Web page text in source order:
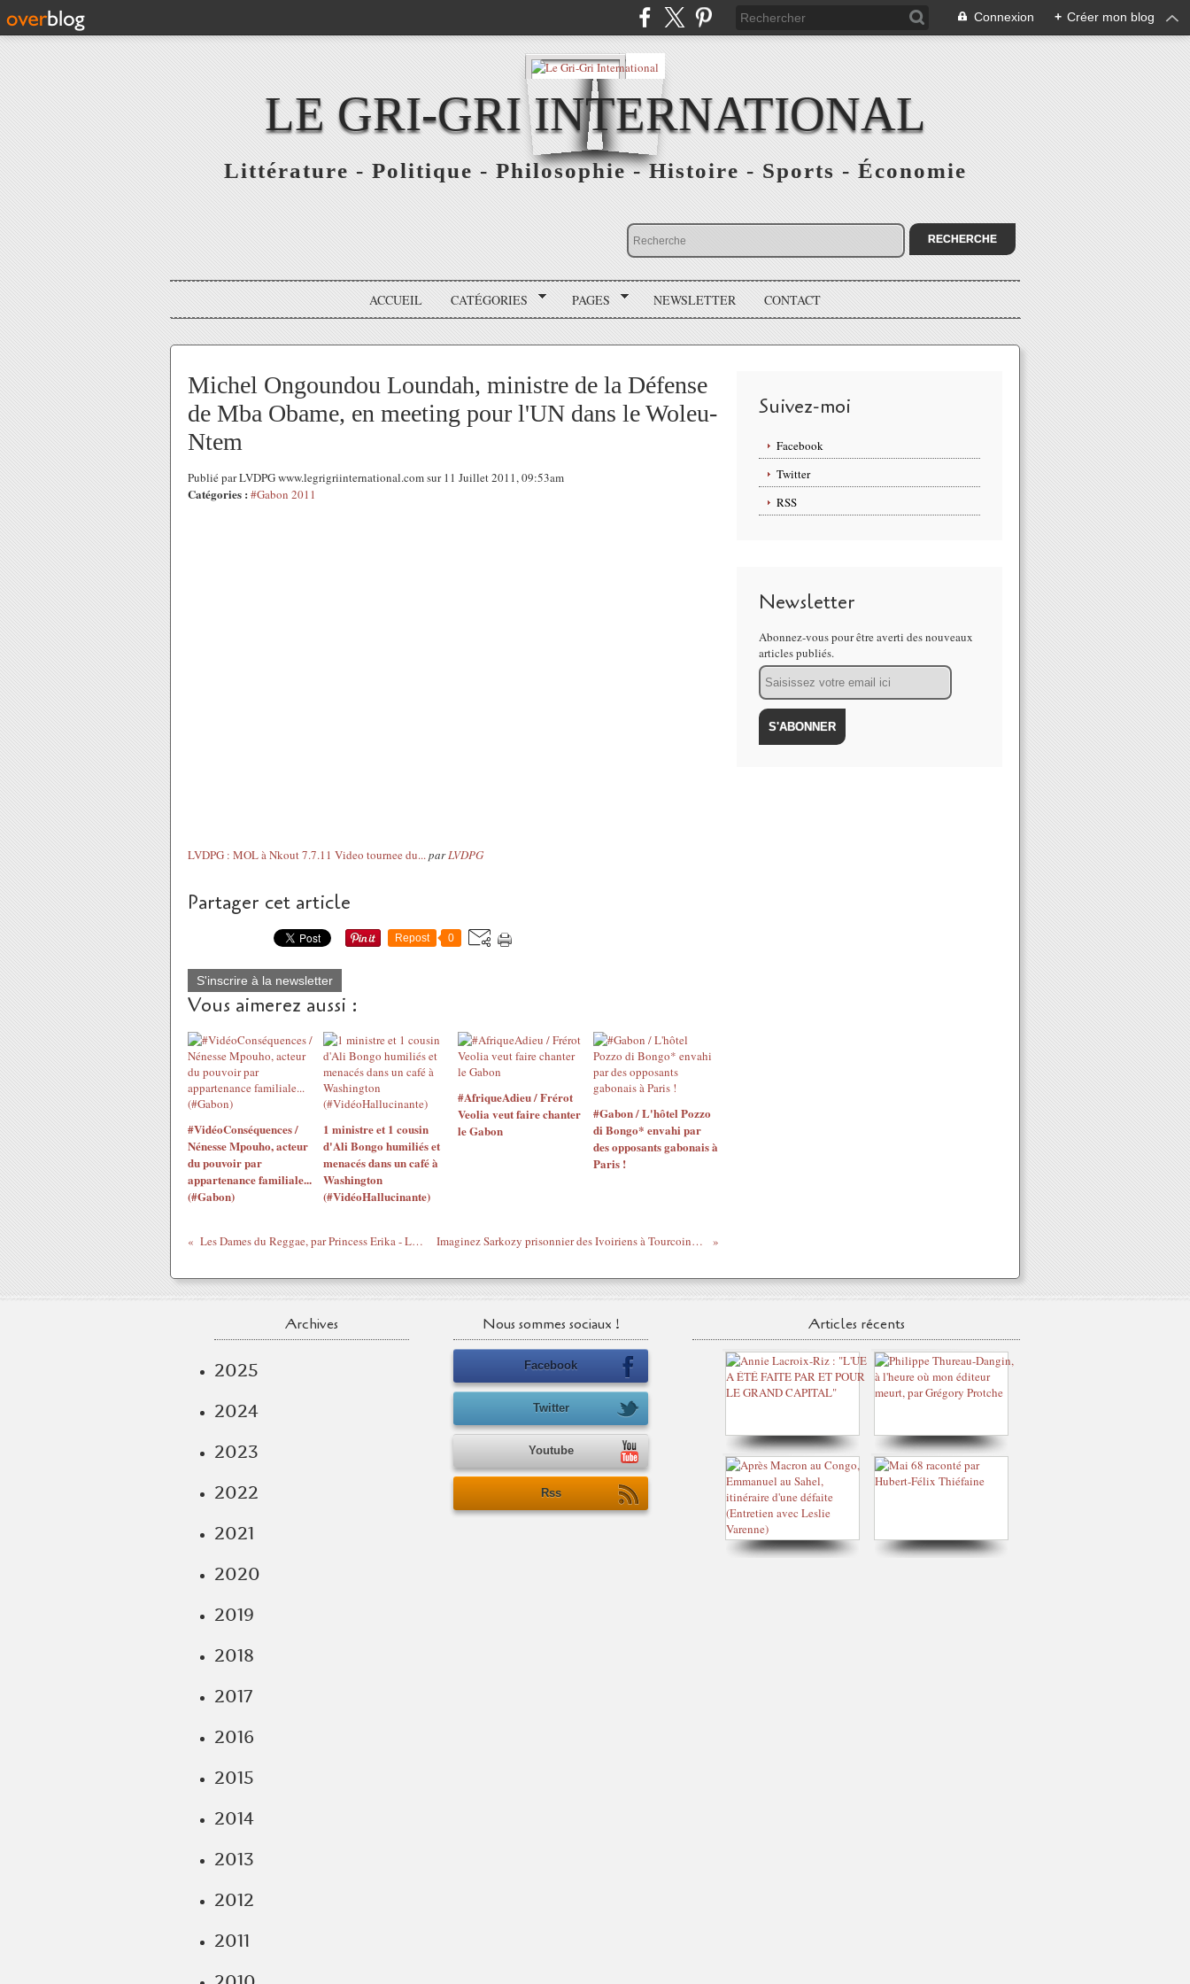
Connexion + Créer mon blog
LE GRI-GRI INTERNATIONAL
Littérature - Politique - Philosophie - Histoire - Sports - Économie
ACCUEIL CATÉGORIES PAGES NEWSLETTER CONTACT
Michel Ongoundou Loundah, ministre de la Défense
de Mba Obame, en meeting pour l'UN dans le Woleu-
Ntem
Publié par LVDPG www.legrigriinternational.com sur 11 Juillet 2011, 09:53am
Catégories : #Gabon 2011
LVDPG : MOL à Nkout 7.7.11 Video tournee du...parLVDPG
Partager cet article
Repost 0
S'inscrire à la newsletter
Vous aimerez aussi :
#VidéoConséquences /
Nénesse Mpouho, acteur
du pouvoir par
appartenance familiale...
(#Gabon)
1 ministre et 1 cousin
d'Ali Bongo humiliés et
menacés dans un café à
Washington
(#VidéoHallucinante)
#AfriqueAdieu / Frérot
Veolia veut faire chanter
le Gabon
#Gabon / L'hôtel Pozzo
di Bongo* envahi par
des opposants gabonais à
Paris !
Les Dames du Reggae, par Princess Erika - Lauryn Hill - “Forgive them father” featuring Shelly Thunder Imaginez Sarkozy prisonnier des Ivoiriens à Tourcoing avec J-F Copé et Jean Sarkozy en "résidence surveillée" à Abbeville...
Suivez-moi
Facebook
Twitter
RSS
Newsletter
Abonnez-vous pour être averti des nouveaux
articles publiés.
Email
Archives
2025
2024
2023
2022
2021
2020
2019
2018
2017
2016
2015
2014
2013
2012
2011
Nous sommes sociaux !
Facebook
Twitter
Youtube
Rss
Articles récents